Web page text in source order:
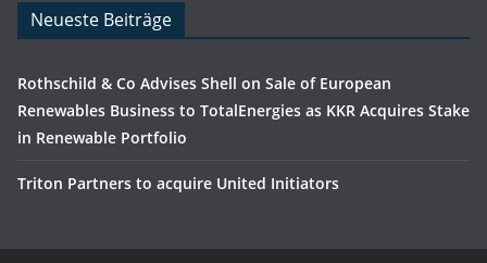
Neueste Beiträge
Rothschild & Co Advises Shell on Sale of European
Renewables Business to TotalEnergies as KKR Acquires Stake
in Renewable Portfolio
Triton Partners to acquire United Initiators